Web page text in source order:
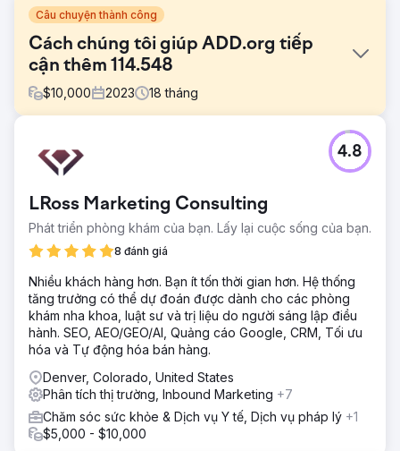
Câu chuyện thành công
Cách chúng tôi giúp ADD.org tiếp
cận thêm 114.548
$10,000 2023 18 tháng
Hàng triệu người tìm kiếm trực tuyến để được trợ giúp về
ADHD của họ và 99,9% những người đó không tìm thấy
thể cạnh tranh với những người có chiến lược SEO. Điều
này có nghĩa là tiếng nói thực sự của ADDA đang bị các
công ty hoạt động vì lợi nhuận làm lu mờ.
Chiến lược nội dung – Từ phân tích đến thực thi 1. Từ khóa
và ánh xạ chuyển đổi 2. Nhắm mục tiêu liên kết nội bộ, dọn
dẹp nội dung và làm việc trên trang 3 Kỹ thuật đảo ngược
và giành được các đoạn trích nổi bật 4. Nguyên tắc EEAT
được triển khai
Kết quả
Trong vòng 12 tháng, phạm vi tiếp cận tự nhiên của
ADD.org đã tăng vọt: - Lưu lượng tìm kiếm không phải trả
tiền tăng 233%, tiếp cận thêm 114.548 người mỗi tháng. -
LRoss Marketing Consulting
Phát triển phòng khám của bạn. Lấy lại cuộc sống của bạn.
8 đánh giá
4.8
Nhiều khách hàng hơn. Bạn ít tốn thời gian hơn. Hệ thống
tăng trưởng có thể dự đoán được dành cho các phòng
khám nha khoa, luật sư và trị liệu do người sáng lập điều
hành. SEO, AEO/GEO/AI, Quảng cáo Google, CRM, Tối ưu
hóa và Tự động hóa bán hàng.
Denver, Colorado, United States
Phân tích thị trường, Inbound Marketing +7
Chăm sóc sức khỏe & Dịch vụ Y tế, Dịch vụ pháp lý +1
$5,000 - $10,000